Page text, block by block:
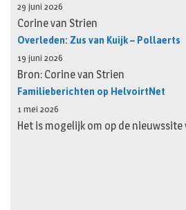
29 juni 2026
Corine van Strien
Overleden: Zus van Kuijk – Pollaerts
19 juni 2026
Bron: Corine van Strien
Familieberichten op HelvoirtNet
1 mei 2026
Het is mogelijk om op de